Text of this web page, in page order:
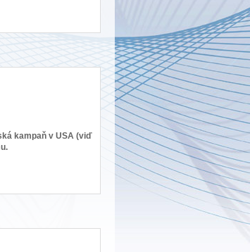
kampaň v USA (viď